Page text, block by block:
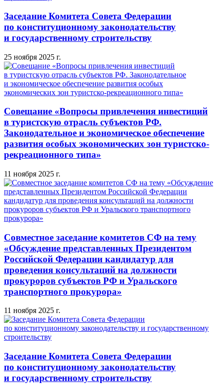
Заседание Комитета Совета Федерации
по конституционному законодательству
и государственному строительству
25 ноября 2025 г.
Совещание «Вопросы привлечения инвестиций
в туристскую отрасль субъектов РФ.
Законодательное и экономическое обеспечение
развития особых экономических зон туристско-
рекреационного типа»
11 ноября 2025 г.
Совместное заседание комитетов СФ на тему
«Обсуждение представленных Президентом
Российской Федерации кандидатур для
проведения консультаций на должности
прокуроров субъектов РФ и Уральского
транспортного прокурора»
11 ноября 2025 г.
Заседание Комитета Совета Федерации
по конституционному законодательству
и государственному строительству